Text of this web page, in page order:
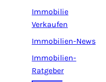
Immobilie
Verkaufen
Immobilien-News
Immobilien-
Ratgeber